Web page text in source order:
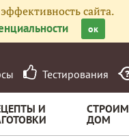
сайта.
ок
Тестирования
И
СТРОИМ
ДОМ